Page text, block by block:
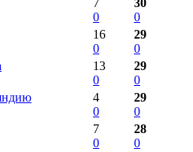
0
0
16
0
29
0
13
0
29
0
4
0
29
0
7
0
28
0